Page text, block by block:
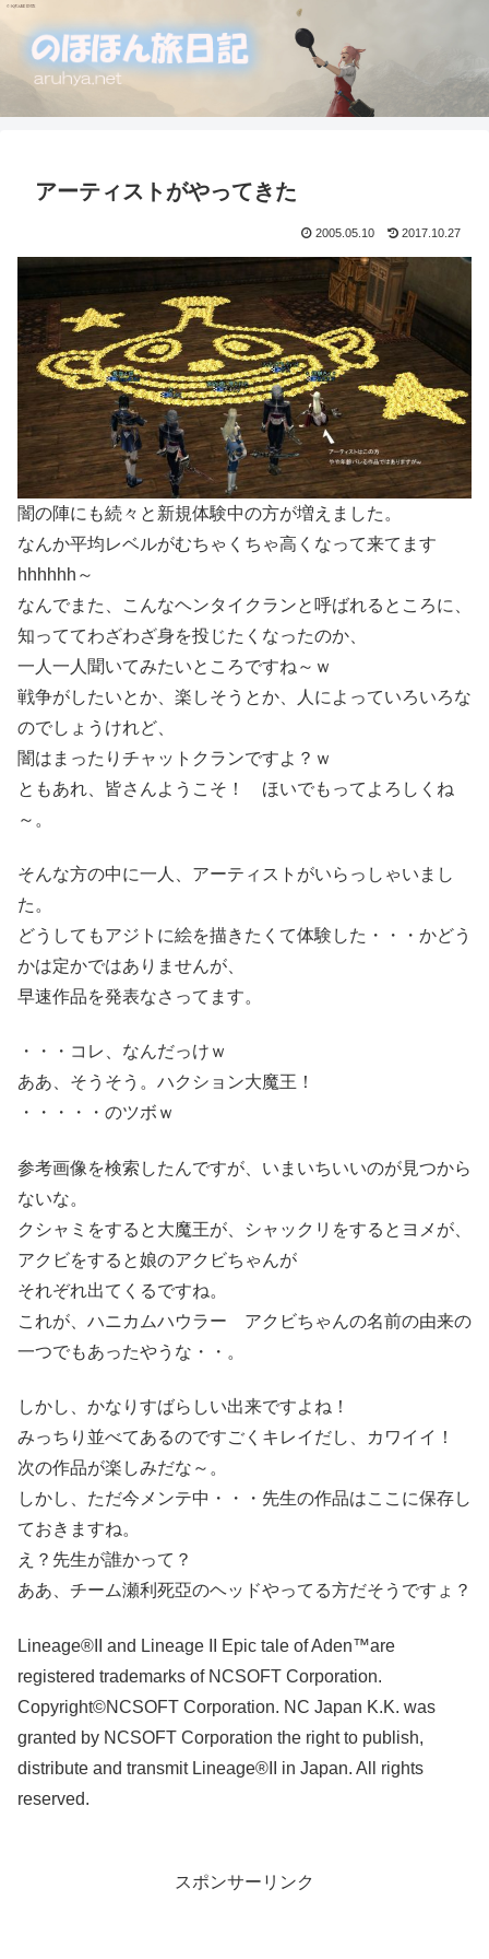
アーティストがやってきた
2005.05.10 2017.10.27
闇の陣にも続々と新規体験中の方が増えました。
なんか平均レベルがむちゃくちゃ高くなって来てます
hhhhhh～
なんでまた、こんなヘンタイクランと呼ばれるところに、
知っててわざわざ身を投じたくなったのか、
一人一人聞いてみたいところですね～ｗ
戦争がしたいとか、楽しそうとか、人によっていろいろな
のでしょうけれど、
闇はまったりチャットクランですよ？ｗ
ともあれ、皆さんようこそ！ ほいでもってよろしくね
～。
そんな方の中に一人、アーティストがいらっしゃいまし
た。
どうしてもアジトに絵を描きたくて体験した・・・かどう
かは定かではありませんが、
早速作品を発表なさってます。
・・・コレ、なんだっけｗ
ああ、そうそう。ハクション大魔王！
・・・・・のツボｗ
参考画像を検索したんですが、いまいちいいのが見つから
ないな。
クシャミをすると大魔王が、シャックリをするとヨメが、
アクビをすると娘のアクビちゃんが
それぞれ出てくるですね。
これが、ハニカムハウラー アクビちゃんの名前の由来の
一つでもあったやうな・・。
しかし、かなりすばらしい出来ですよね！
みっちり並べてあるのですごくキレイだし、カワイイ！
次の作品が楽しみだな～。
しかし、ただ今メンテ中・・・先生の作品はここに保存し
ておきますね。
え？先生が誰かって？
ああ、チーム瀬利死亞のヘッドやってる方だそうですょ？
Lineage®II and Lineage II Epic tale of Aden™are
registered trademarks of NCSOFT Corporation.
Copyright©NCSOFT Corporation. NC Japan K.K. was
granted by NCSOFT Corporation the right to publish,
distribute and transmit Lineage®II in Japan. All rights
reserved.
スポンサーリンク